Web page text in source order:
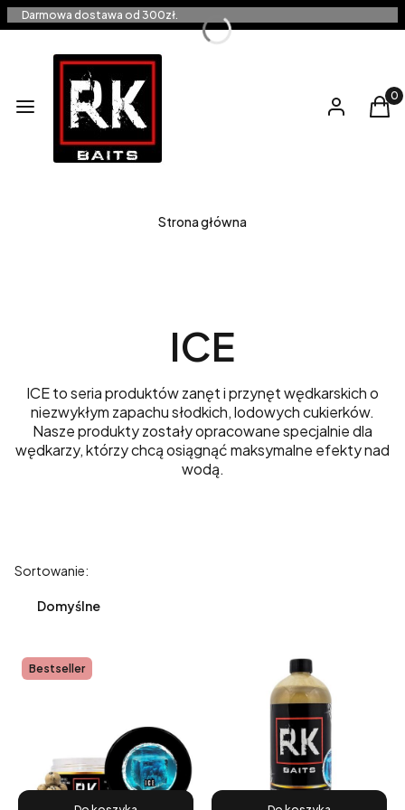
Darmowa dostawa od 300zł.
Menu Zaloguj się
Strona główna
ICE
ICE to seria produktów zanęt i przynęt wędkarskich o
niezwykłym zapachu słodkich, lodowych cukierków.
Nasze produkty zostały opracowane specjalnie dla
wędkarzy, którzy chcą osiągnąć maksymalne efekty nad
wodą.
Lista produktów
Sortowanie:
Domyślne
Bestseller